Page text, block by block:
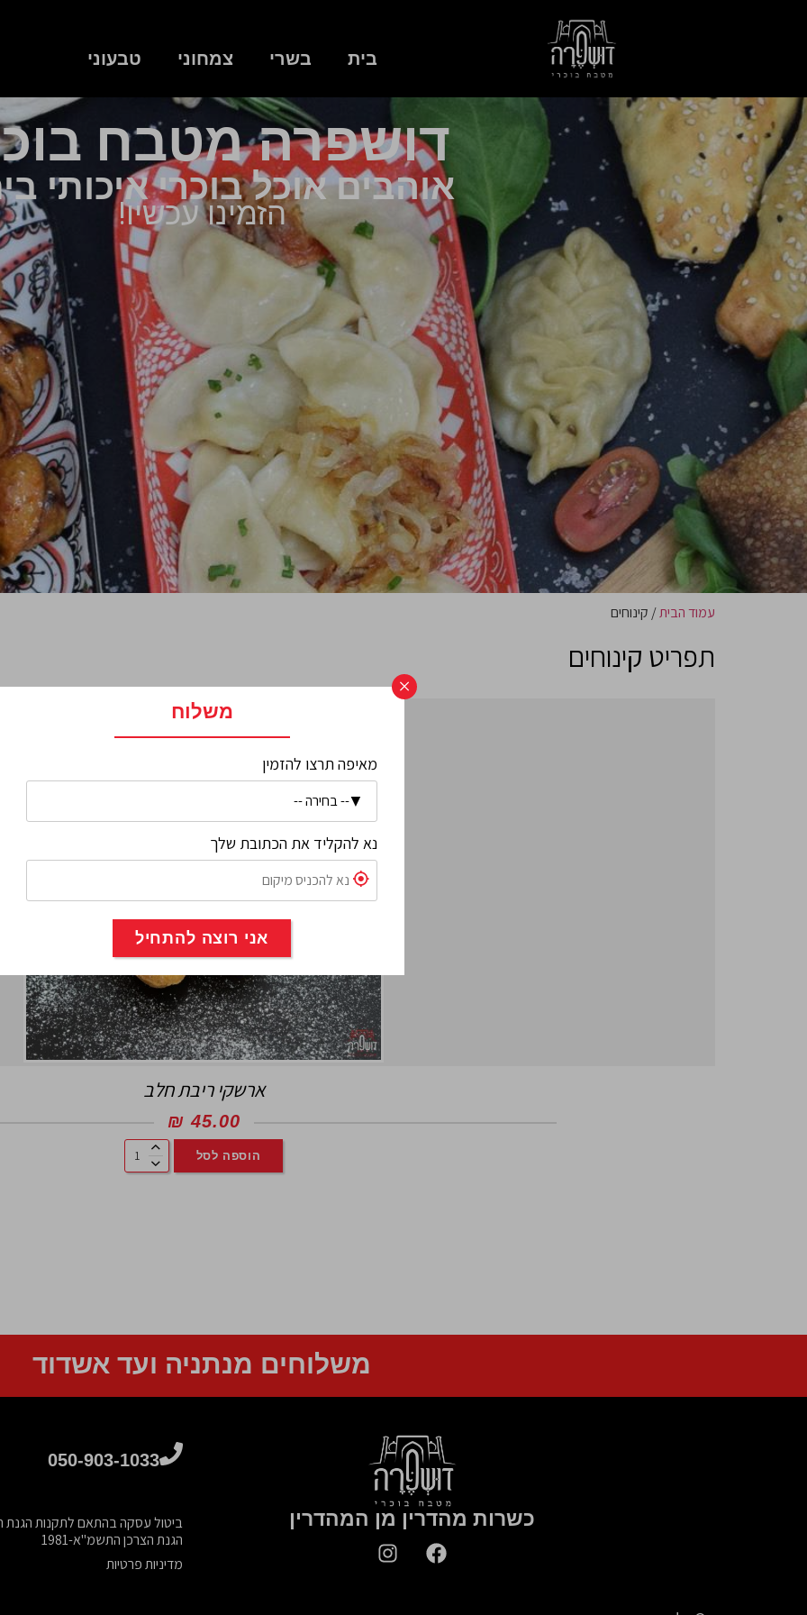
בית בשרי צמחוני טבעוני
דושפרה מטבח
אוהבים אוכל בוכרי איכותי
הזמינו עכשיו!
עמוד הבית/ קינוחים
תפריט קינוחים
ארשקי ריבת חלב
45.00
₪
הוספה לסל
משלוחים מנתניה ועד אשדוד
כשרות מהדרין מן המהדרין
050-903-1033
הגנת הצרכן התשמ"א-1981
מדיניות פרטיות
×
משלוח
מאיפה תרצו להזמין
נא להקליד את הכתובת שלך
אני רוצה להתחיל